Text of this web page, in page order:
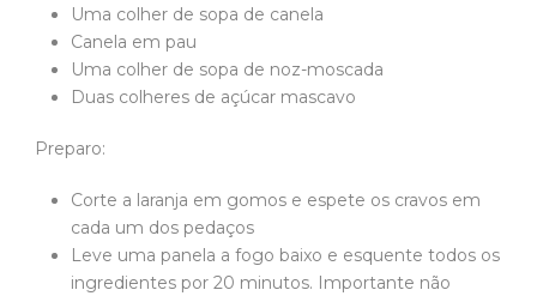
Uma colher de sopa de canela
Canela em pau
Uma colher de sopa de noz-moscada
Duas colheres de açúcar mascavo
Preparo:
Corte a laranja em gomos e espete os cravos em
cada um dos pedaços
Leve uma panela a fogo baixo e esquente todos os
ingredientes por 20 minutos. Importante não